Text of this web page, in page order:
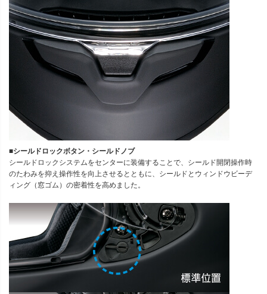
■シールドロックボタン・シールドノブ
シールドロックシステムをセンターに装備することで、シールド開閉操作時
のたわみを抑え操作性を向上させるとともに、シールドとウィンドウビーデ
ィング（窓ゴム）の密着性を高めました。